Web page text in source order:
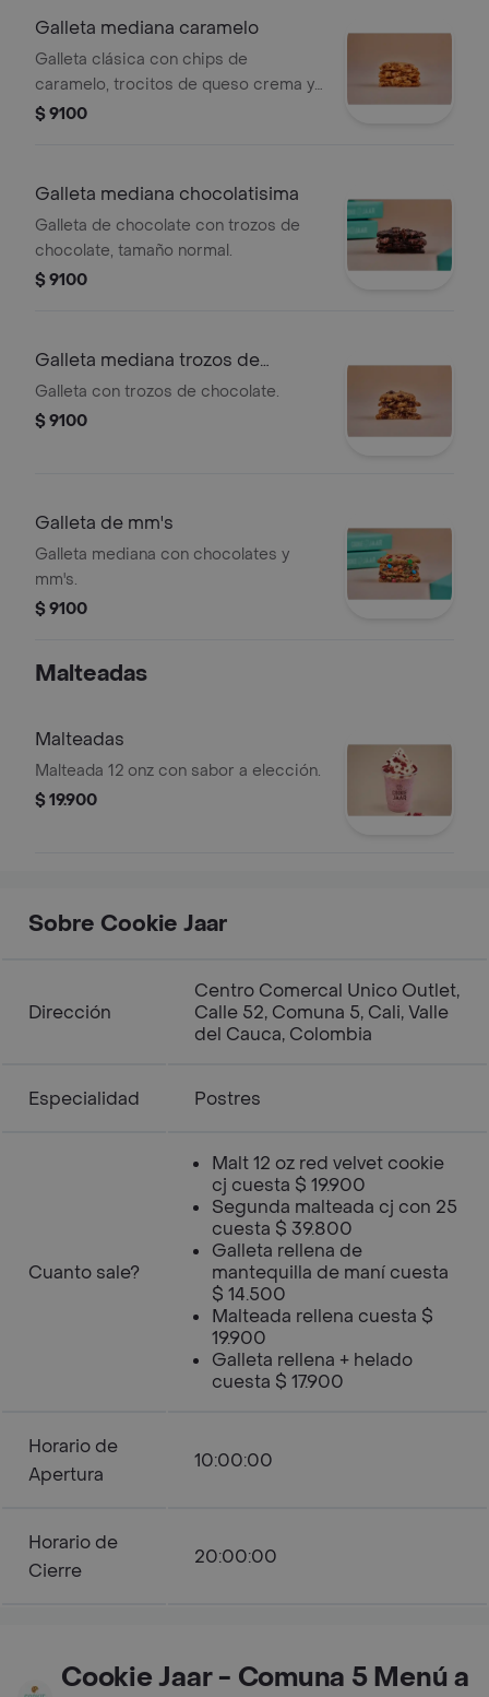
Galleta mediana caramelo
Galleta clásica con chips de
caramelo, trocitos de queso crema y
pedazos de galleta graham.
$ 9100
Galleta mediana chocolatisima
Galleta de chocolate con trozos de
chocolate, tamaño normal.
$ 9100
Galleta mediana trozos de
chocolate
Galleta con trozos de chocolate.
$ 9100
Galleta de mm's
Galleta mediana con chocolates y
mm's.
$ 9100
Malteadas
Malteadas
Malteada 12 onz con sabor a elección.
$ 19.900
Sobre Cookie Jaar
Dirección
Centro Comercal Unico Outlet,
Calle 52, Comuna 5, Cali, Valle
del Cauca, Colombia
Especialidad Postres
Cuanto sale?
Malt 12 oz red velvet cookie
cj cuesta $ 19.900
Segunda malteada cj con 25
cuesta $ 39.800
Galleta rellena de
mantequilla de maní cuesta
$ 14.500
Malteada rellena cuesta $
19.900
Galleta rellena + helado
cuesta $ 17.900
Horario de
Apertura
10:00:00
Horario de
Cierre
20:00:00
Cookie Jaar - Comuna 5 Menú a